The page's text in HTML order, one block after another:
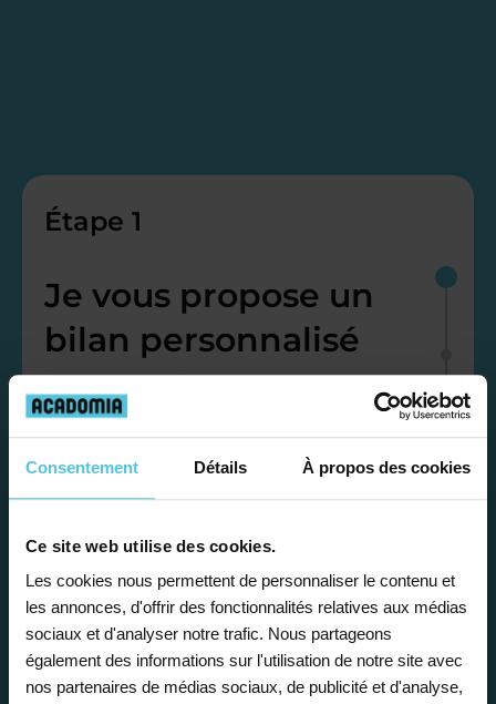
Consentement Détails À propos des cookies
Ce site web utilise des cookies.
Les cookies nous permettent de personnaliser le contenu et
les annonces, d'offrir des fonctionnalités relatives aux médias
sociaux et d'analyser notre trafic. Nous partageons
également des informations sur l'utilisation de notre site avec
nos partenaires de médias sociaux, de publicité et d'analyse,
Étape 1
Je vous propose un
bilan personnalisé
Gratuite et sans engagement, une
première étape pour faire le point sur
la situation scolaire de votre enfant, ses
besoins et vous préconiser la solution la
Étape 2
Je vous envoie une